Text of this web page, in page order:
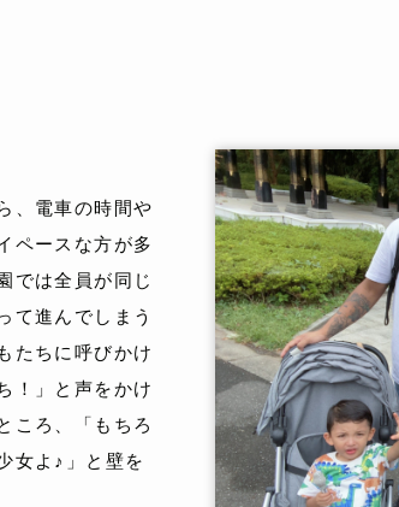
、電車の時間や
ペースな方が多
では全員が同じ
て進んでしまう
たちに呼びかけ
！」と声をかけ
ころ、「もちろ
女よ♪」と壁を